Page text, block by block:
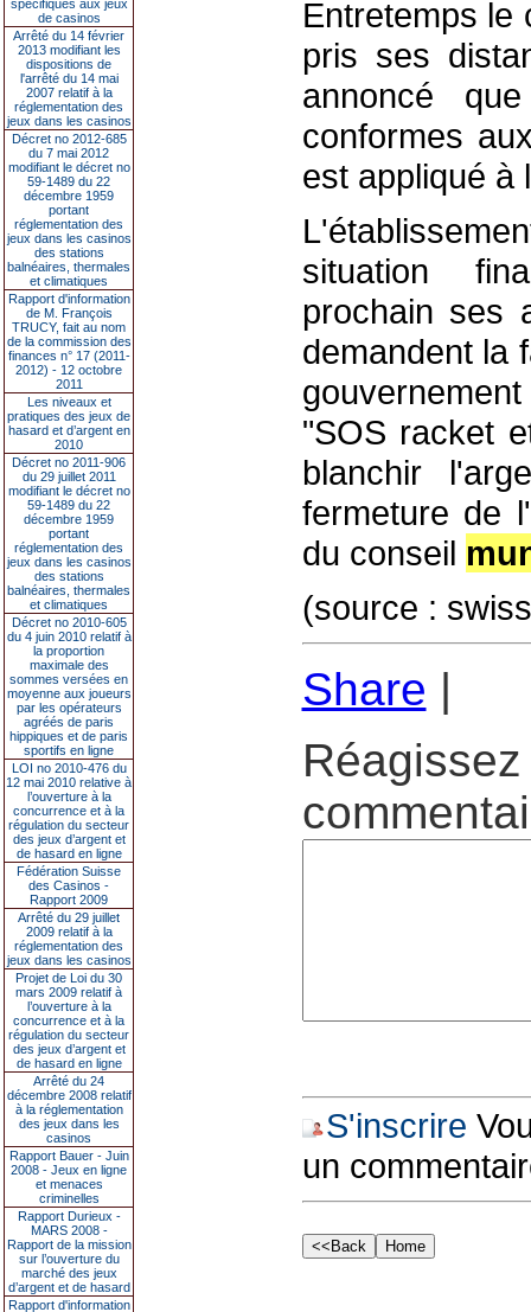
spécifiques aux jeux
de casinos
Arrêté du 14 février
2013 modifiant les
dispositions de
l'arrêté du 14 mai
2007 relatif à la
réglementation des
jeux dans les casinos
Décret no 2012-685
du 7 mai 2012
modifiant le décret no
59-1489 du 22
décembre 1959
portant
réglementation des
jeux dans les casinos
des stations
balnéaires, thermales
et climatiques
Rapport d'information
de M. François
TRUCY, fait au nom
de la commission des
finances n° 17 (2011-
2012) - 12 octobre
2011
Les niveaux et
pratiques des jeux de
hasard et d’argent en
2010
Décret no 2011-906
du 29 juillet 2011
modifiant le décret no
59-1489 du 22
décembre 1959
portant
réglementation des
jeux dans les casinos
des stations
balnéaires, thermales
et climatiques
Décret no 2010-605
du 4 juin 2010 relatif à
la proportion
maximale des
sommes versées en
moyenne aux joueurs
par les opérateurs
agréés de paris
hippiques et de paris
sportifs en ligne
LOI no 2010-476 du
12 mai 2010 relative à
l’ouverture à la
concurrence et à la
régulation du secteur
des jeux d’argent et
de hasard en ligne
Fédération Suisse
des Casinos -
Rapport 2009
Arrêté du 29 juillet
2009 relatif à la
réglementation des
jeux dans les casinos
Projet de Loi du 30
mars 2009 relatif à
l’ouverture à la
concurrence et à la
régulation du secteur
des jeux d’argent et
de hasard en ligne
Arrêté du 24
décembre 2008 relatif
à la réglementation
des jeux dans les
casinos
Rapport Bauer - Juin
2008 - Jeux en ligne
et menaces
criminelles
Rapport Durieux -
MARS 2008 -
Rapport de la mission
sur l’ouverture du
marché des jeux
d’argent et de hasard
Rapport d'information
Entretemps
pris ses
annoncé
conformes
est appliqué à
situation
prochain ses
demandent la
"SOS racket
blanchir
fermeture de
du conseil
(source :
Share |
S'inscrire
un